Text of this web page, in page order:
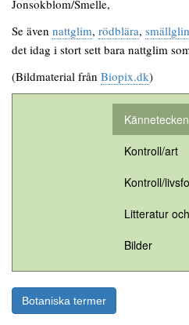
Jonsokblom/Smelle,
Se även nattglim, rödblära,
det idag i stort sett bara nattglim
(Bildmaterial från Biopix.dk)
Kännetecken
Kontroll/art
Kontroll/
Litteratur
Bilder
Botaniska termer